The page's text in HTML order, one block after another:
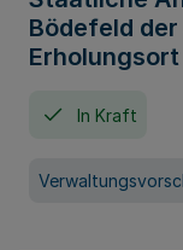
Bödefeld
Erholungsort
In Kraft